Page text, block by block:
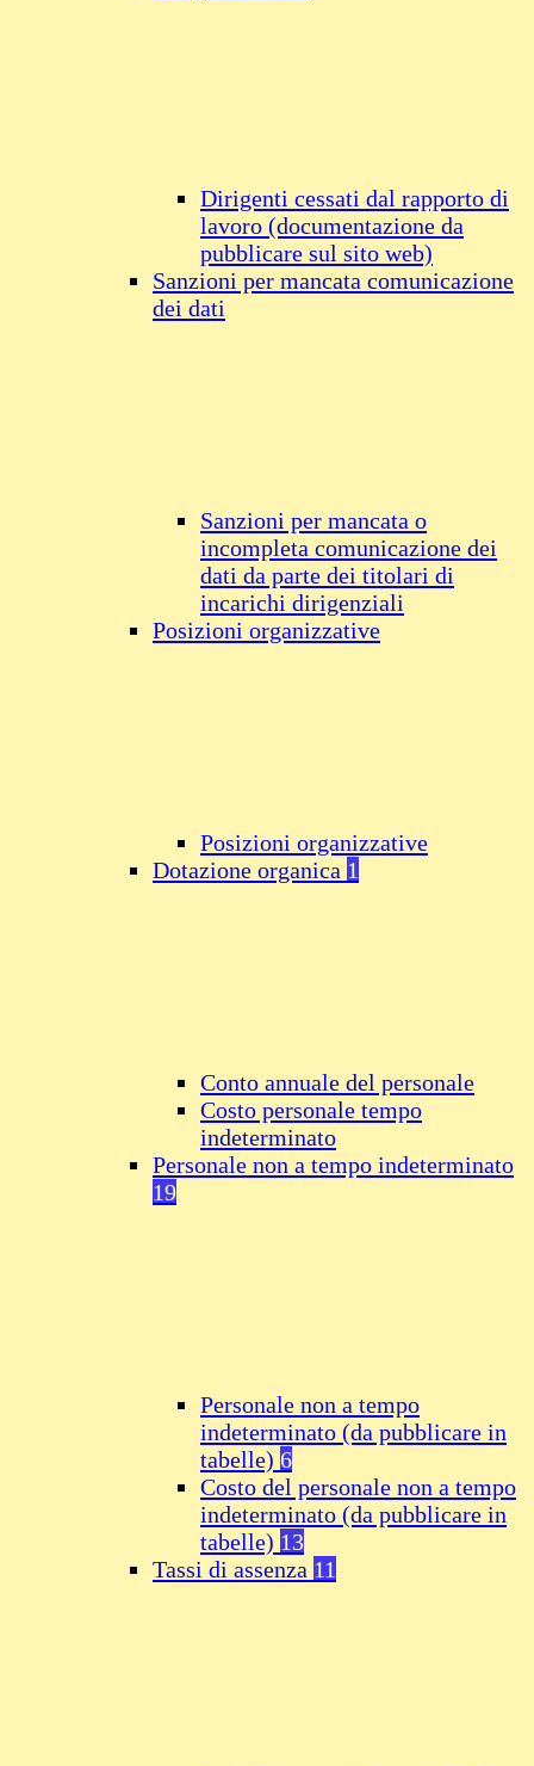
Dirigenti cessati dal rapporto di
lavoro (documentazione da
pubblicare sul sito web)
Sanzioni per mancata comunicazione
dei dati
Sanzioni per mancata o
incompleta comunicazione dei
dati da parte dei titolari di
incarichi dirigenziali
Posizioni organizzative
Posizioni organizzative
Dotazione organica 1
Conto annuale del personale
Costo personale tempo
indeterminato
Personale non a tempo indeterminato
19
Personale non a tempo
indeterminato (da pubblicare in
tabelle) 6
Costo del personale non a tempo
indeterminato (da pubblicare in
tabelle) 13
Tassi di assenza 11